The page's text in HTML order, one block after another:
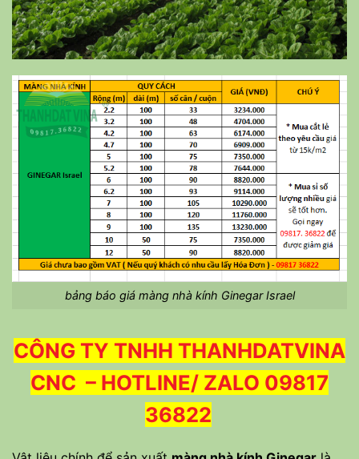
bảng báo giá màng nhà kính Ginegar Israel
CÔNG TY TNHH THANHDATVINA
CNC – HOTLINE/ ZALO 09817
36822